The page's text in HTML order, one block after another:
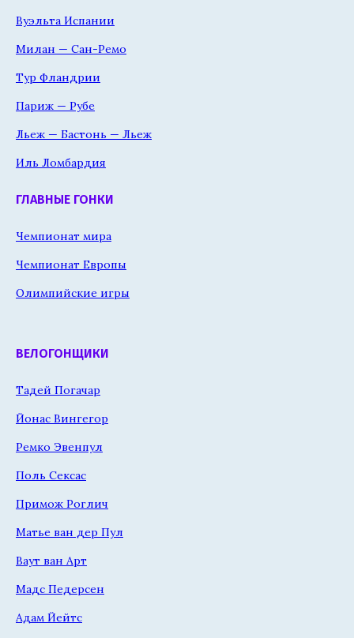
Вуэльта Испании
Милан — Сан-Ремо
Тур Фландрии
Париж — Рубе
Льеж — Бастонь — Льеж
Иль Ломбардия
ГЛАВНЫЕ ГОНКИ
Чемпионат мира
Чемпионат Европы
Олимпийские игры
ВЕЛОГОНЩИКИ
Тадей Погачар
Йонас Вингегор
Ремко Эвенпул
Поль Сексас
Примож Роглич
Матье ван дер Пул
Ваут ван Арт
Мадс Педерсен
Адам Йейтс